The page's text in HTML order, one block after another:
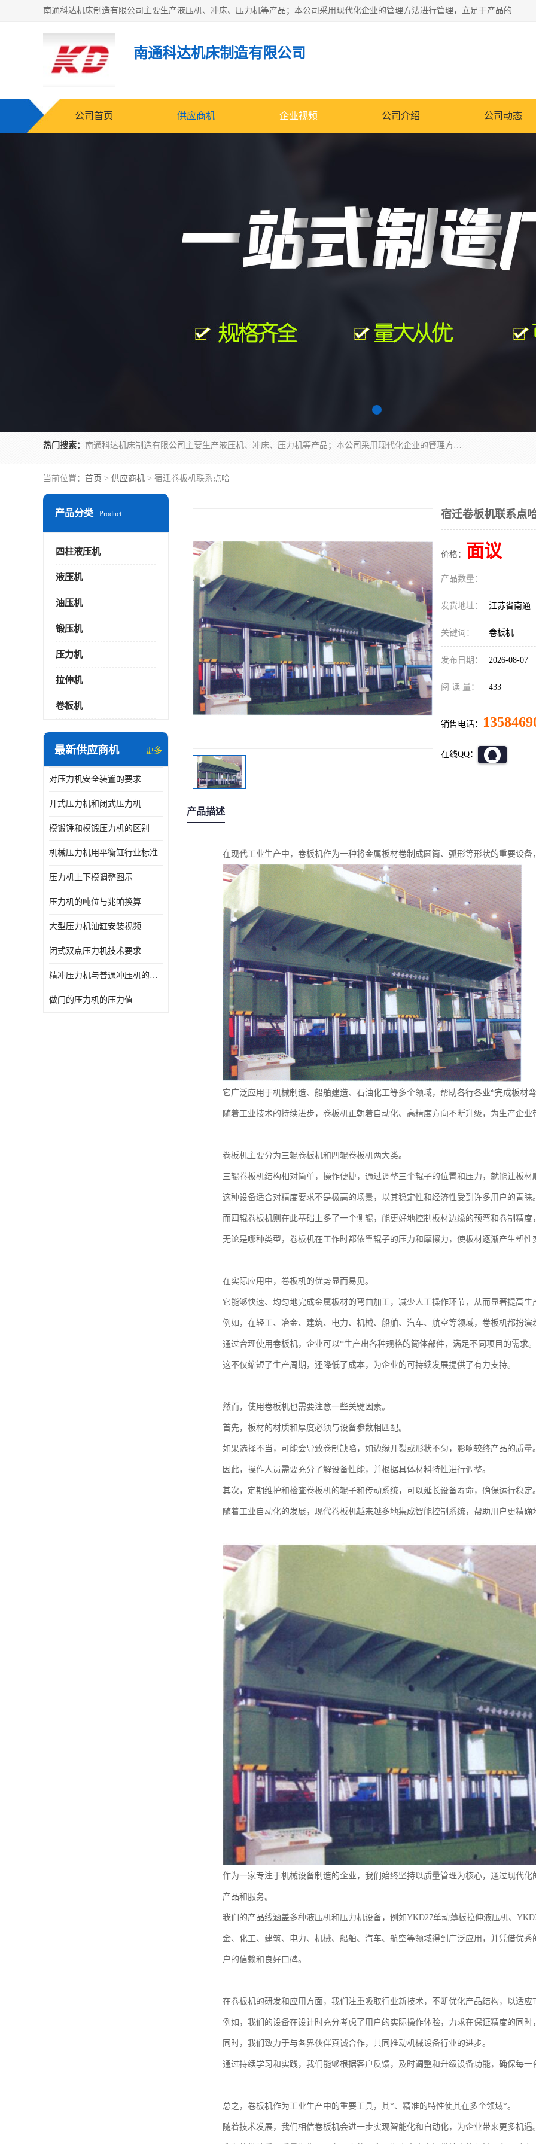
南通科达机床制造有限公司主要生产液压机、冲床、压力机等产品；本公司采用现代化企业的管理方法进行管理，立足于产品的质量管理，以优秀的品质、新颖的设计、合理的价格、完善的服务赢得广大客户的充分信赖和良好的口碑。领导层将运用科学管理方法及长期积累下来的经验和广泛领域吸取来新的技术不断调整产品结构，为市场提供精良的各类机械设备。企业将坚持与国内外各界朋友，真诚合作，共创辉煌。
南通科达机床制造有限公司
公司首页 供应商机 企业视频 公司介绍 公司动态
热门搜索： 南通科达机床制造有限公司主要生产液压机、冲床、压力机等产品；本公司采用现代化企业的管理方法进行管理，立足于产品的质量管理，以优秀的品质、新颖的设计、合理的价格、完善的服务赢得广大客户的充分信赖和良好的口碑。领导层将运用科学管理方法及长期积累下来的经验和广泛领域吸取来新的技术不断调整产品结构，为市场提供精良的各类机械设备。企业将坚持与国内外各界朋友，真诚合作，共创辉煌。
当前位置： 首页 > 供应商机 > 宿迁卷板机联系点哈
产品分类 Product
四柱液压机
液压机
油压机
锻压机
压力机
拉伸机
卷板机
最新供应商机 更多
对压力机安全装置的要求
开式压力机和闭式压力机
模锻锤和模锻压力机的区别
机械压力机用平衡缸行业标准
压力机上下模调整图示
压力机的吨位与兆帕换算
大型压力机油缸安装视频
闭式双点压力机技术要求
精冲压力机与普通冲压机的区别
做门的压力机的压力值
宿迁卷板机联系点
价格： 面议
产品数量：
发货地址： 江苏省南通
关键词： 卷板机
发布日期： 2026-08-07
阅 读 量： 433
销售电话：
在线QQ：
产品描述
在现代工业生产中，卷板机作为一种将金属板材卷制成圆筒、弧形等形状的重要设
它广泛应用于机械制造、船舶建造、石油化工等多个领域，帮助各行各业*完成板材
随着工业技术的持续进步，卷板机正朝着自动化、高精度方向不断升级，为生产企业
卷板机主要分为三辊卷板机和四辊卷板机两大类。
三辊卷板机结构相对简单，操作便捷，通过调整三个辊子的位置和压力，就能让板
这种设备适合对精度要求不是极高的场景，以其稳定性和经济性受到许多用户的青睐
而四辊卷板机则在此基础上多了一个侧辊，能更好地控制板材边缘的预弯和卷制精
无论是哪种类型，卷板机在工作时都依靠辊子的压力和摩擦力，使板材逐渐产生塑
在实际应用中，卷板机的优势显而易见。
它能够快速、均匀地完成金属板材的弯曲加工，减少人工操作环节，从而显著提高生
例如，在轻工、冶金、建筑、电力、机械、船舶、汽车、航空等领域，卷板机都扮演
通过合理使用卷板机，企业可以*生产出各种规格的筒体部件，满足不同项目的需求。
这不仅缩短了生产周期，还降低了成本，为企业的可持续发展提供了有力支持。
然而，使用卷板机也需要注意一些关键因素。
首先，板材的材质和厚度必须与设备参数相匹配。
如果选择不当，可能会导致卷制缺陷，如边缘开裂或形状不匀，影响较终产品的质量
因此，操作人员需要充分了解设备性能，并根据具体材料特性进行调整。
其次，定期维护和检查卷板机的辊子和传动系统，可以延长设备寿命，确保运行稳定
随着工业自动化的发展，现代卷板机越来越多地集成智能控制系统，帮助用户更精
作为一家专注于机械设备制造的企业，我们始终坚持以质量管理为核心，通过现代
产品和服务。
我们的产品线涵盖多种液压机和压力机设备，例如YKD27单动薄板拉伸液压机、
金、化工、建筑、电力、机械、船舶、汽车、航空等领域得到广泛应用，并凭借优
户的信赖和良好口碑。
在卷板机的研发和应用方面，我们注重吸取行业新技术，不断优化产品结构，以适应
例如，我们的设备在设计时充分考虑了用户的实际操作体验，力求在保证精度的同时
同时，我们致力于与各界伙伴真诚合作，共同推动机械设备行业的进步。
通过持续学习和实践，我们能够根据客户反馈，及时调整和升级设备功能，确保每
总之，卷板机作为工业生产中的重要工具，其*、精准的特性使其在多个领域*。
随着技术发展，我们相信卷板机会进一步实现智能化和自动化，为企业带来更多机遇